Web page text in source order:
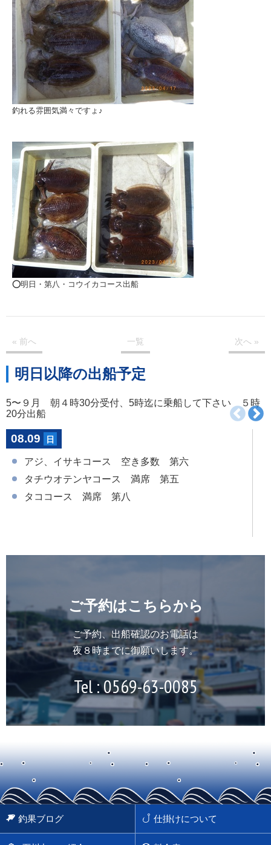
釣れる雰囲気満々ですょ♪
⭕️明日・第八・コウイカコース出船
« 前へ 一覧 次へ »
明日以降の出船予定
5〜９月 朝４時30分受付、5時迄に乗船して下さい ５時
20分出船
08.09 日
アジ、イサキコース 空き多数 第六
タチウオテンヤコース 満席 第五
タココース 満席 第八
ご予約はこちらから
ご予約、出船確認のお電話は
夜８時までに御願いします。
Tel :0569-63-0085
釣果ブログ 仕掛けについて